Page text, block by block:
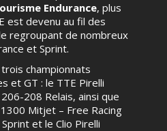
Endurance, plus
est devenu au fil des
regroupant de nombreux
et Sprint.
championnats
et GT : le TTE Pirelli
208 Relais, ainsi que
Mitjet – Free Racing
et le Clio Pirelli